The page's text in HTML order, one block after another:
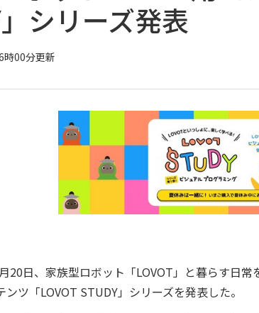
シリーズ発表
時00分更新
20日、家族型ロボット「LOVOT」と暮らす日
ツ「LOVOT STUDY」シリーズを発表した。